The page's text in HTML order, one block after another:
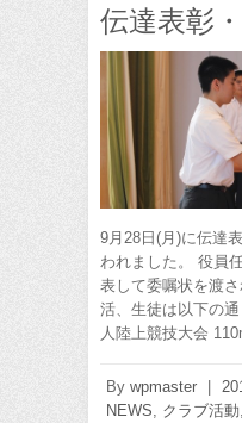
伝達表彰
9月28日(月)に伝達
われました。 役員
表して委嘱状を渡
活、生徒は以下の
人陸上競技大会
By wpmaster |
NEWS
クラブ活動